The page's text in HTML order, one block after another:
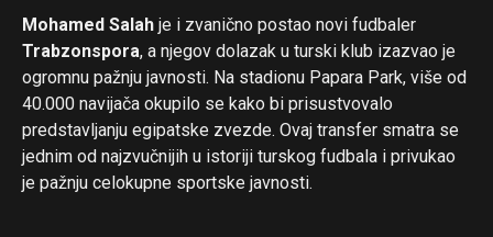
Mohamed Salah je i zvanično postao novi fudbaler
Trabzonspora, a njegov dolazak u turski klub izazvao je
ogromnu pažnju javnosti. Na stadionu Papara Park, više od
40.000 navijača okupilo se kako bi prisustvovalo
predstavljanju egipatske zvezde. Ovaj transfer smatra se
jednim od najzvučnijih u istoriji turskog fudbala i privukao
je pažnju celokupne sportske javnosti.